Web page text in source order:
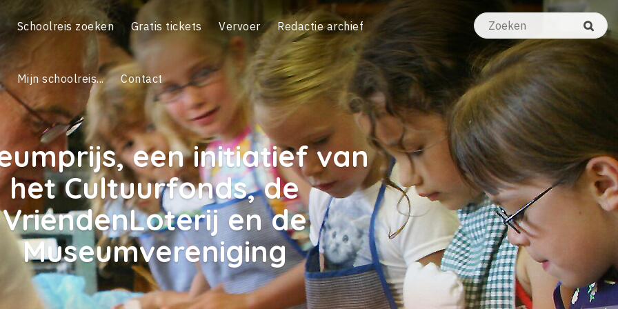
Schoolreis zoeken Gratis tickets Vervoer Redactie archief
Mijn schoolreis... Contact
een initiatief van
het Cultuurfonds, de
VriendenLoterij en de
Museumvereniging